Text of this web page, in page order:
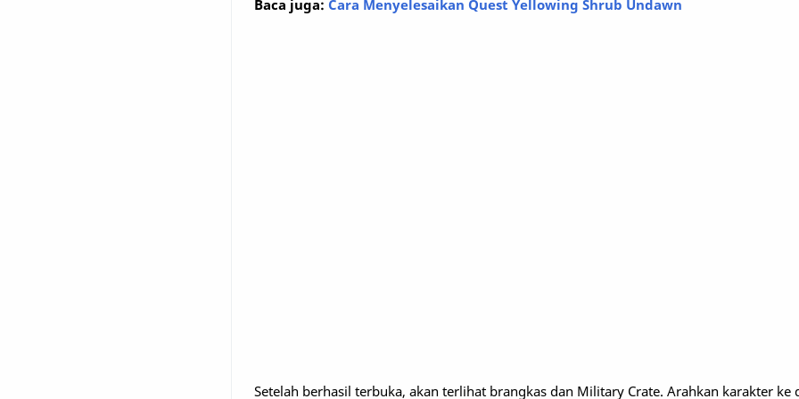
Baca juga: Cara Menyelesaikan Quest Yellowing Shrub Undawn
Setelah berhasil terbuka, akan terlihat brangkas dan Military Crate. Arahkan karakter ke